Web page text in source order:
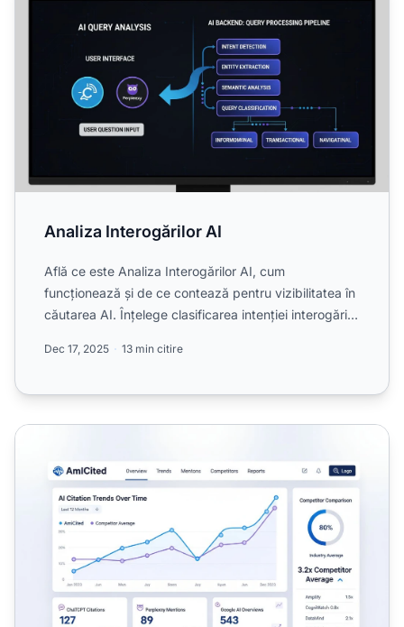
Analiza Interogărilor AI
Află ce este Analiza Interogărilor AI, cum
funcționează și de ce contează pentru vizibilitatea în
căutarea AI. Înțelege clasificarea intenției interogării,
Dec 17, 2025 13 min citire
Conținut bazat pe întrebări: Scrierea pentru interogări AI